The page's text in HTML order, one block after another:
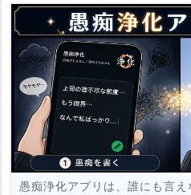
例：https://
例：https://youtu.be/***********
愚痴浄化アプリは、誰にも言